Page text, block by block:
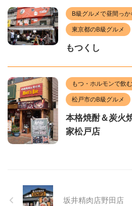
B級グルメで昼間っ
東京都のB級グルメ
もつくし
もつ・ホルモンで飲む
松戸市のB級グルメ
本格焼酎＆炭火
家松戸店
坂井精肉店野田店